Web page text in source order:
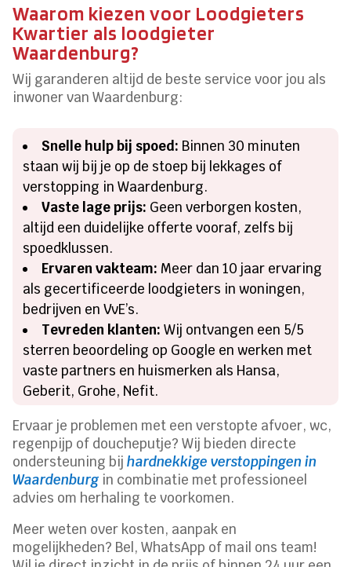
Waarom kiezen voor Loodgieters
Kwartier als loodgieter
Waardenburg?
Wij garanderen altijd de beste service voor jou als
inwoner van Waardenburg:
Snelle hulp bij spoed: Binnen 30 minuten
staan wij bij je op de stoep bij lekkages of
verstopping in Waardenburg.
Vaste lage prijs: Geen verborgen kosten,
altijd een duidelijke offerte vooraf, zelfs bij
spoedklussen.
Ervaren vakteam: Meer dan 10 jaar ervaring
als gecertificeerde loodgieters in woningen,
bedrijven en VvE’s.
Tevreden klanten: Wij ontvangen een 5/5
sterren beoordeling op Google en werken met
vaste partners en huismerken als Hansa,
Geberit, Grohe, Nefit.
Ervaar je problemen met een verstopte afvoer, wc,
regenpijp of doucheputje? Wij bieden directe
ondersteuning bijhardnekkige verstoppingen in
Waardenburg in combinatie met professioneel
advies om herhaling te voorkomen.
Meer weten over kosten, aanpak en
mogelijkheden? Bel, WhatsApp of mail ons team!